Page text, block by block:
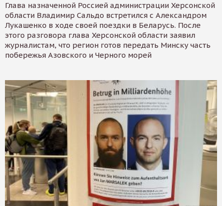
Глава назначенной Россией администрации Херсонской
области Владимир Сальдо встретился с Александром
Лукашенко в ходе своей поездки в Беларусь. После
этого разговора глава Херсонской области заявил
журналистам, что регион готов передать Минску часть
побережья Азовского и Черного морей